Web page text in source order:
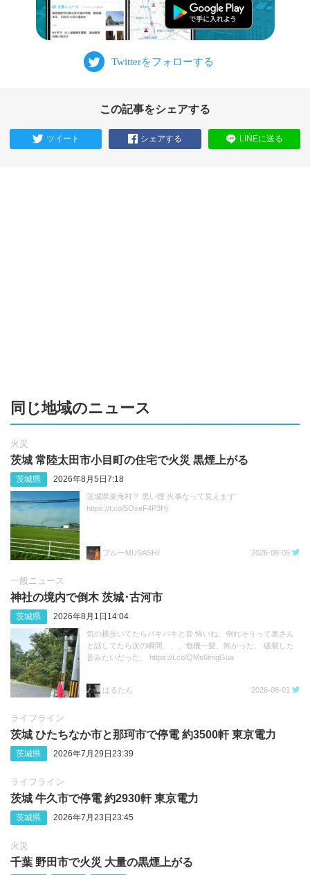
この記事をシェアする
ツイート シェアする LINEに送る
同じ地域のニュース
火災
茨城 常陸太田市小目町の住宅で火災 黒煙上がる
茨城県 2026年8月5日7:18
茨城県東海村？ 黒い煙 火事なって見えます
https://t.co/5OxeF4P3Hj
ブルーMUSASHI 2026-08-05
一般ニュース
神社の境内で倒木 茨城･古河市
茨城県 2026年8月1日14:04
気の横歩いてたらバキバキと音 怖いね、倒れそうって奥さん
と話してたら次の瞬間、、、危機一髪、怖かった。 破裂した
音みたいだった、 https://t.co/QMs6imgGua
はるたん 2026-08-01
ライフライン
茨城 ひたちなか市と那珂市で停電 約3500軒 東京電力
茨城県 2026年7月29日23:39
ライフライン
茨城 牛久市で停電 約2930軒 東京電力
茨城県 2026年7月23日23:45
火災
千葉 野田市で火災 大量の黒煙上がる